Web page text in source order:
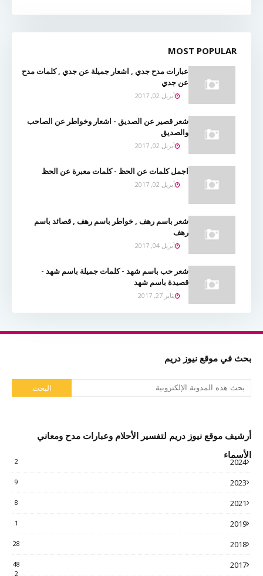
MOST POPULAR
عبارات مدح جدي , اشعار جميلة عن جدي , كلمات مدح
عن جدي
أبريل 02, 2017
شعر قصير عن الصديق - اشعار وخواطر عن الصاحب
والصديق
أبريل 02, 2017
اجمل كلمات عن الحظ - كلمات معبرة عن الحظ
أبريل 02, 2017
شعر باسم رهف , خواطر باسم رهف , قصائد باسم
رهف
أبريل 04, 2017
شعر حب باسم شهد - كلمات جميلة باسم شهد -
قصيدة باسم شهد
يناير 27, 2017
بحث في موقع نيوز دريم
أرشيف موقع نيوز دريم لتفسير الأحلام وعبارات مدح ومعاني
الأسماء
2024
2
2023
9
2021
8
2019
1
2018
28
2017
48
2